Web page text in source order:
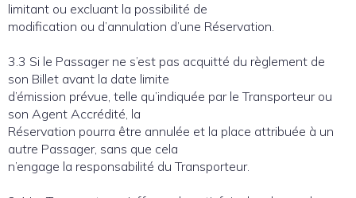
limitant ou excluant la possibilité de
modification ou d’annulation d’une Réservation.
3.3 Si le Passager ne s’est pas acquitté du règlement de
son Billet avant la date limite
d’émission prévue, telle qu’indiquée par le Transporteur ou
son Agent Accrédité, la
Réservation pourra être annulée et la place attribuée à un
autre Passager, sans que cela
n’engage la responsabilité du Transporteur.